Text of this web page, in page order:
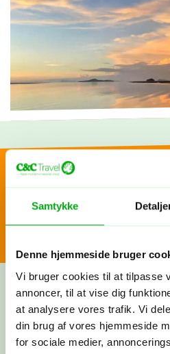
Samtykke
Denne hjemmeside bruger
Vi bruger cookies til at tilpasse
annoncer, til at vise dig
at analysere vores trafik. Vi
din brug af vores hjemmeside
for sociale medier,
At sejle gennem
At opleve naturens ro ved
Fortæl os om dine
deler vores viden og
skræddersyet rejseforslag.
gang med at booke fly,
som vi har aftalt. Nu har du
rejse med os i ryggen -